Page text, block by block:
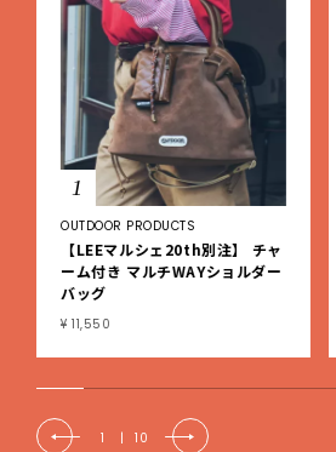
1
OUTDOOR PRODUCTS
【LEEマルシェ20th別注】 チャ
ーム付き マルチWAYショルダー
バッグ
¥ 11,550
1 | 10